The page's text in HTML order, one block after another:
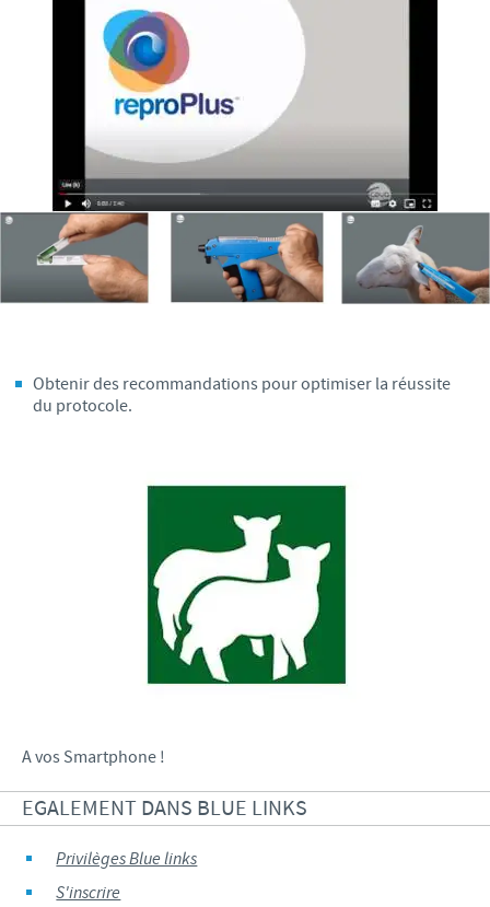
Obtenir des recommandations pour optimiser la réussite
du protocole.
A vos Smartphone !
EGALEMENT DANS BLUE LINKS
Privilèges Blue links
S'inscrire